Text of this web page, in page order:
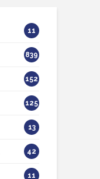
11
839
152
125
13
42
11